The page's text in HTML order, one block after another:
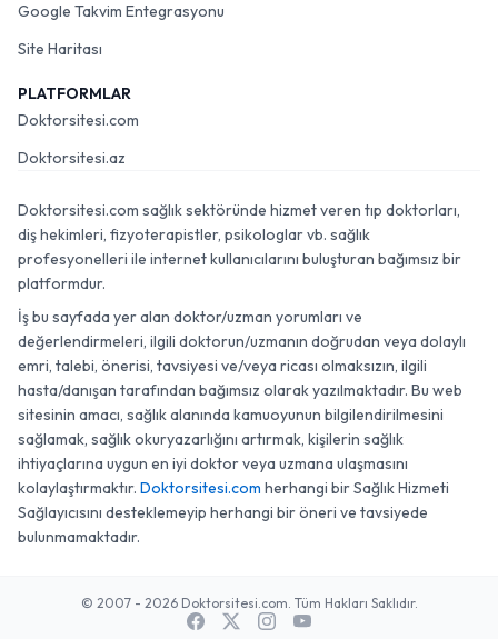
Google Takvim Entegrasyonu
Site Haritası
PLATFORMLAR
Doktorsitesi.com
Doktorsitesi.az
Doktorsitesi.com sağlık sektöründe hizmet veren tıp doktorları,
diş hekimleri, fizyoterapistler, psikologlar vb. sağlık
profesyonelleri ile internet kullanıcılarını buluşturan bağımsız bir
platformdur.
İş bu sayfada yer alan doktor/uzman yorumları ve
değerlendirmeleri, ilgili doktorun/uzmanın doğrudan veya dolaylı
emri, talebi, önerisi, tavsiyesi ve/veya ricası olmaksızın, ilgili
hasta/danışan tarafından bağımsız olarak yazılmaktadır. Bu web
sitesinin amacı, sağlık alanında kamuoyunun bilgilendirilmesini
sağlamak, sağlık okuryazarlığını artırmak, kişilerin sağlık
ihtiyaçlarına uygun en iyi doktor veya uzmana ulaşmasını
kolaylaştırmaktır. Doktorsitesi.com herhangi bir Sağlık Hizmeti
Sağlayıcısını desteklemeyip herhangi bir öneri ve tavsiyede
bulunmamaktadır.
© 2007 - 2026 Doktorsitesi.com. Tüm Hakları Saklıdır.